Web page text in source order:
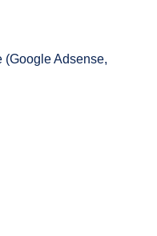
(Google Adsense,